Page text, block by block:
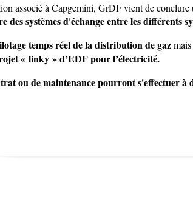
associé à Capgemini, GrDF vient de
des systèmes d'échange entre les différents
temps réel de la distribution de gaz
« linky » d’EDF pour l’électricité.
ou de maintenance pourront s'effectuer